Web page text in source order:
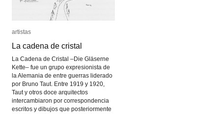
artistas
La cadena de cristal
La Cadena de Cristal –Die Gläserne
Kette– fue un grupo expresionista de
la Alemania de entre guerras liderado
por Bruno Taut. Entre 1919 y 1920,
Taut y otros doce arquitectos
intercambiaron por correspondencia
escritos y dibujos que posteriormente
artistas
La cadena de cristal